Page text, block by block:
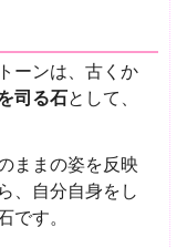
ーンは、古くか
司る石として、
ままの姿を反映
、自分自身をし
です。